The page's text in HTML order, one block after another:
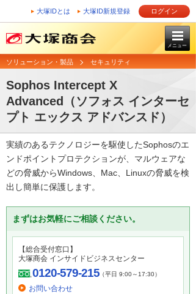
大塚IDとは 大塚ID新規登録 ログイン
メニュー
ソリューション・製品 セキュリティ
Sophos Intercept X
Advanced（ソフォス インターセ
プト エックス アドバンスド）
実績のあるテクノロジーを駆使したSophosのエ
ンドポイントプロテクションが、マルウェアな
どの脅威からWindows、Mac、Linuxの脅威を検
出し簡単に保護します。
まずはお気軽にご相談ください。
【総合受付窓口】
大塚商会 インサイドビジネスセンター
0120-579-215（平日 9:00～17:30）
お問い合わせ